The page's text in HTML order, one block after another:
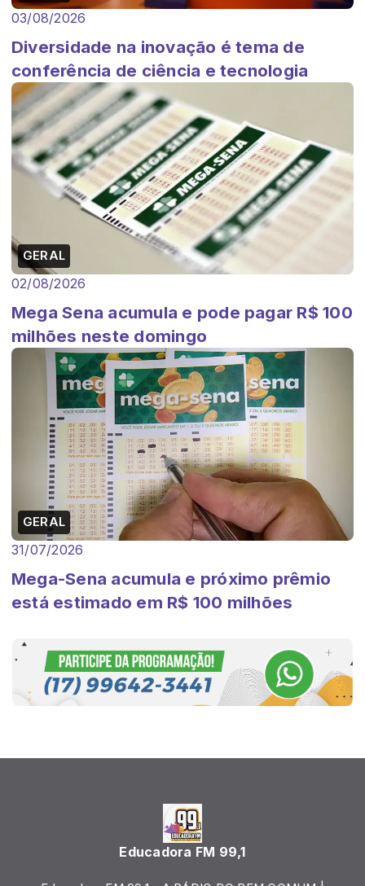
03/08/2026
Diversidade na inovação é tema de
conferência de ciência e tecnologia
GERAL
02/08/2026
Mega Sena acumula e pode pagar R$ 100
milhões neste domingo
GERAL
31/07/2026
Mega-Sena acumula e próximo prêmio
está estimado em R$ 100 milhões
Educadora FM 99,1